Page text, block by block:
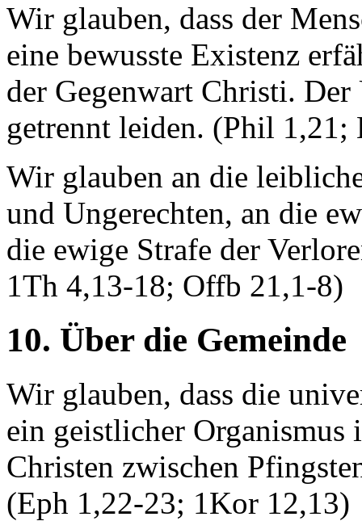
Wir glauben, dass der
eine bewusste Existenz
der Gegenwart Christi.
getrennt leiden. (Phil
Wir glauben an die
und Ungerechten, an die
die ewige Strafe der
1Th 4,13-18; Offb 21,1-8)
10. Über die Gemeinde
Wir glauben, dass die
ein geistlicher Organismus
Christen zwischen
(Eph 1,22-23; 1Kor 12,13)